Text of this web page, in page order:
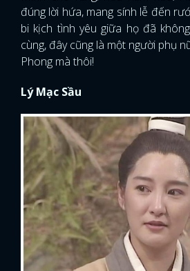
đúng lời hứa, mang sính lễ đến
bi kịch tình yêu giữa họ đã
cùng, đây cũng là một người phụ
Phong mà thôi!
Lý Mạc Sầu